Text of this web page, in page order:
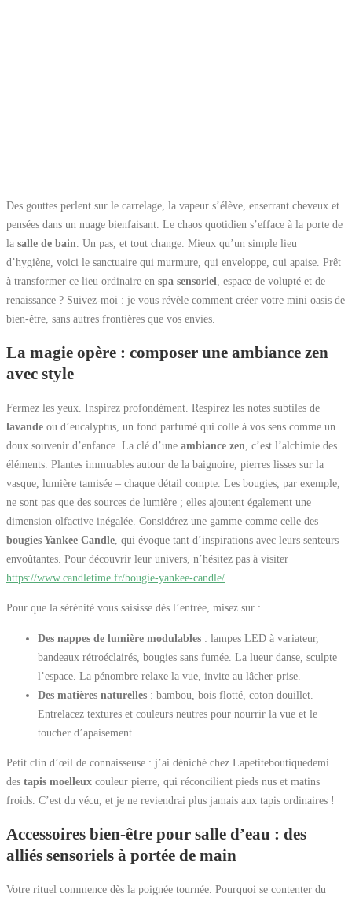
Des gouttes perlent sur le carrelage, la vapeur s’élève, enserrant cheveux et
pensées dans un nuage bienfaisant. Le chaos quotidien s’efface à la porte de
la salle de bain . Un pas, et tout change. Mieux qu’un simple lieu
d’hygiène, voici le sanctuaire qui murmure, qui enveloppe, qui apaise. Prêt
à transformer ce lieu ordinaire en spa sensoriel , espace de volupté et de
renaissance ? Suivez-moi : je vous révèle comment créer votre mini oasis de
bien-être, sans autres frontières que vos envies.
La magie opère : composer une ambiance zen
avec style
Fermez les yeux. Inspirez profondément. Respirez les notes subtiles de
lavande ou d’eucalyptus, un fond parfumé qui colle à vos sens comme un
doux souvenir d’enfance. La clé d’une ambiance zen , c’est l’alchimie des
éléments. Plantes immuables autour de la baignoire, pierres lisses sur la
vasque, lumière tamisée – chaque détail compte. Les bougies, par exemple,
ne sont pas que des sources de lumière ; elles ajoutent également une
dimension olfactive inégalée. Considérez une gamme comme celle des
bougies Yankee Candle , qui évoque tant d’inspirations avec leurs senteurs
envoûtantes. Pour découvrir leur univers, n’hésitez pas à visiter
https://www.candletime.fr/bougie-yankee-candle/
Pour que la sérénité vous saisisse dès l’entrée, misez sur :
Des nappes de lumière modulables : lampes LED à variateur,
bandeaux rétroéclairés, bougies sans fumée. La lueur danse, sculpte
l’espace. La pénombre relaxe la vue, invite au lâcher-prise.
Des matières naturelles : bambou, bois flotté, coton douillet.
Entrelacez textures et couleurs neutres pour nourrir la vue et le
toucher d’apaisement.
Petit clin d’œil de connaisseuse : j’ai déniché chez Lapetiteboutiquedemi
des tapis moelleux couleur pierre, qui réconcilient pieds nus et matins
froids. C’est du vécu, et je ne reviendrai plus jamais aux tapis ordinaires !
Accessoires bien-être pour salle d’eau : des
alliés sensoriels à portée de main
Votre rituel commence dès la poignée tournée. Pourquoi se contenter du